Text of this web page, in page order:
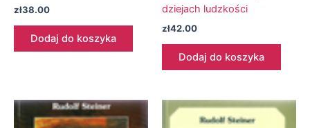
zł38.00
Dodaj do koszyka
dziejach ludzkości
zł42.00
Dodaj do koszyka